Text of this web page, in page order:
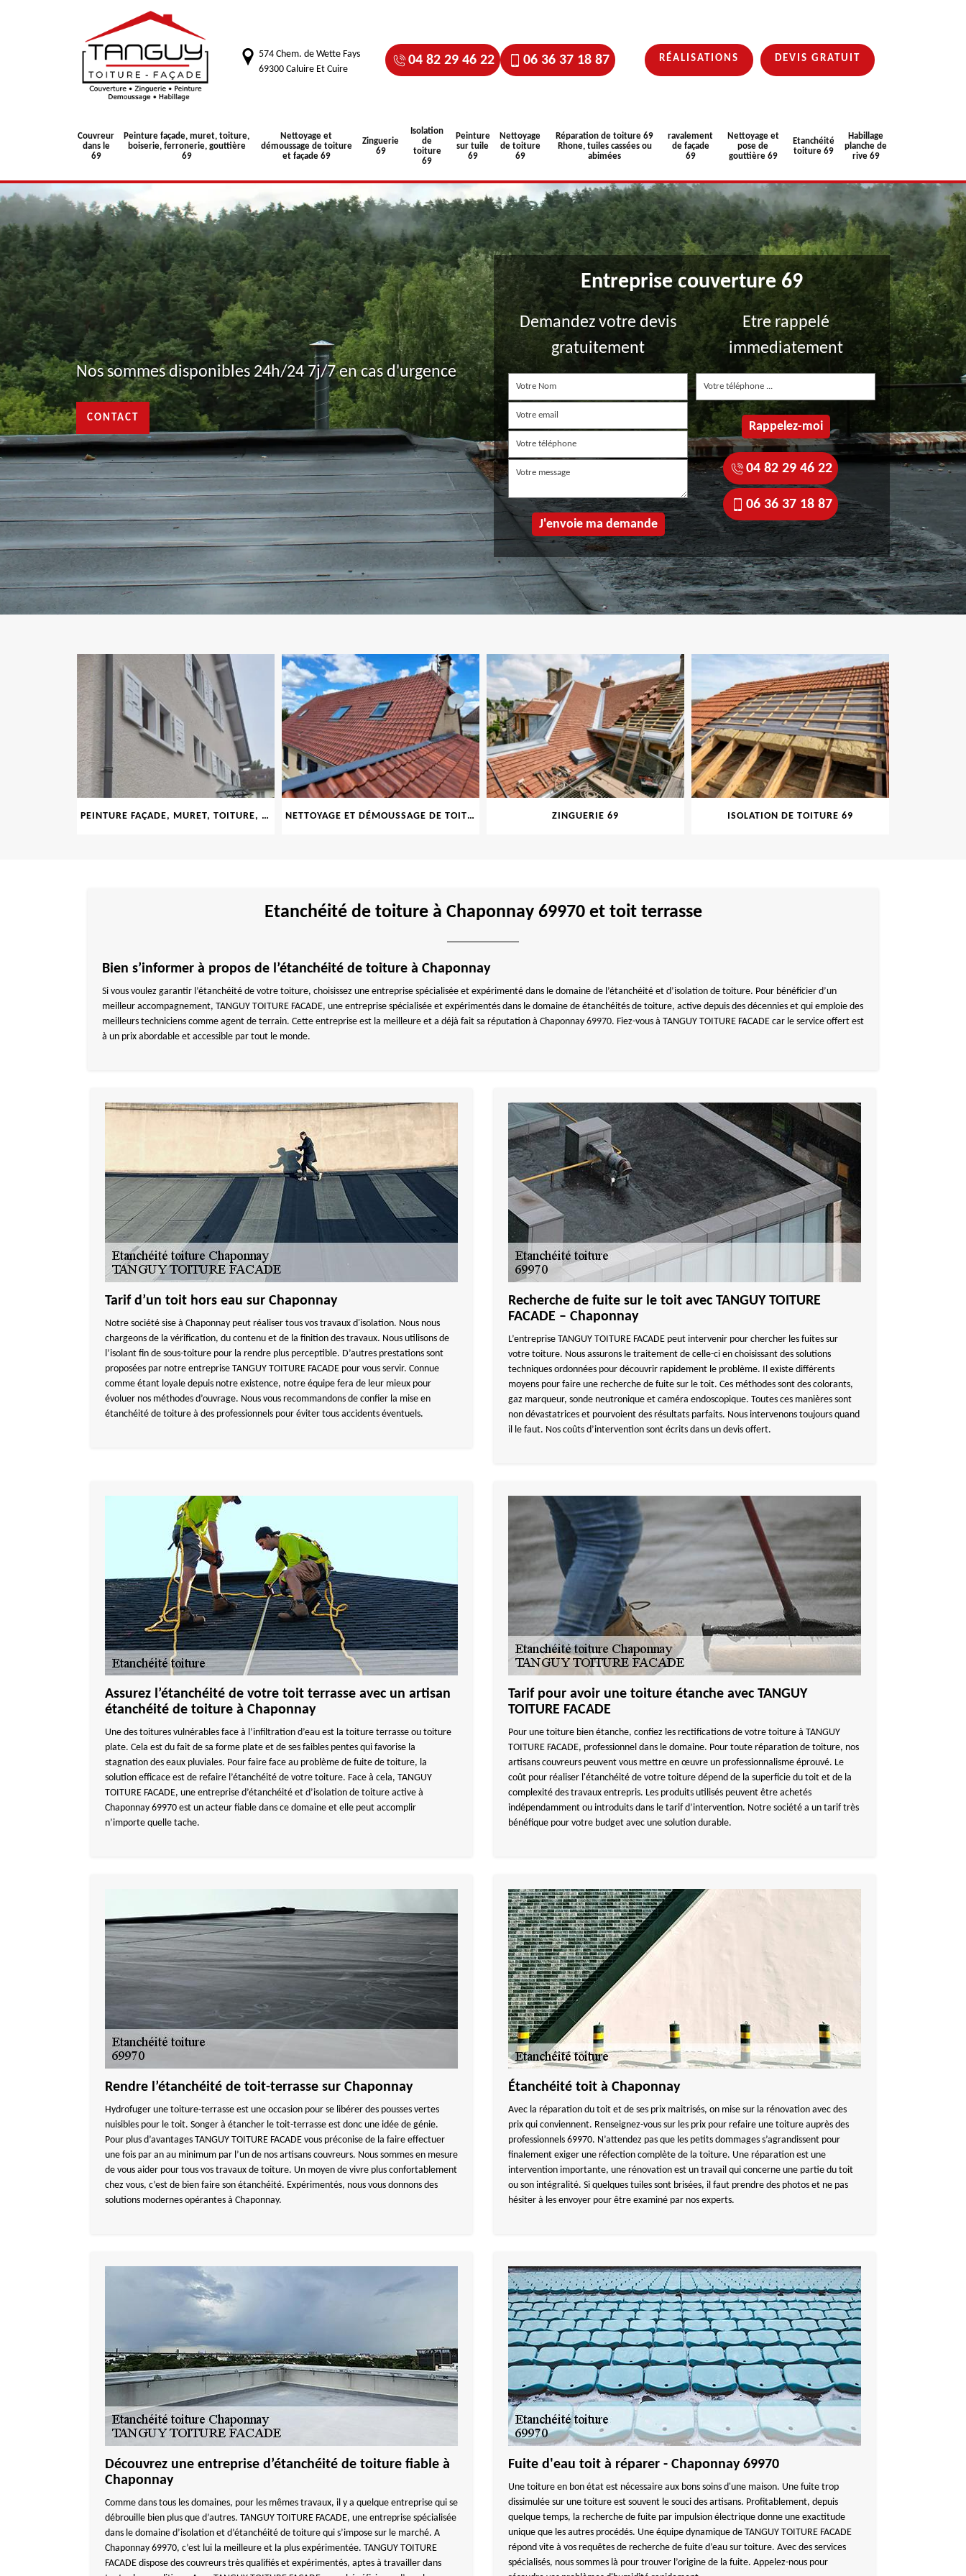
574 Chem. de Wette Fays
69300 Caluire Et Cuire
04 82 29 46 22 06 36 37 18 87 RÉALISATIONS DEVIS GRATUIT
Couvreur
dans le
69
Peinture façade, muret, toiture,
boiserie, ferronerie, gouttière
69
Nettoyage et
démoussage de toiture
et façade 69
Zinguerie
69
Isolation
de
toiture
69
Peinture
sur tuile
69
Nettoyage
de toiture
69
Réparation de toiture 69
Rhone, tuiles cassées ou
abimées
ravalement
de façade
69
Nettoyage et
pose de
gouttière 69
Etanchéité
toiture 69
Habillage
planche de
rive 69
Nos sommes disponibles 24h/24 7j/7 en cas d'urgence
CONTACT
Entreprise couverture 69
Demandez votre devis
gratuitement
Etre rappelé
immediatement
04 82 29 46 22
06 36 37 18 87
PEINTURE FAÇADE, MURET, TOITURE, BOISERIE, FERRONERIE, GOUTTIÈRE 69 NETTOYAGE ET DÉMOUSSAGE DE TOITURE ET FAÇADE 69 ZINGUERIE 69 ISOLATION DE TOITURE 69
Etanchéité de toiture à Chaponnay 69970 et toit terrasse
Bien s’informer à propos de l’étanchéité de toiture à Chaponnay
Si vous voulez garantir l’étanchéité de votre toiture, choisissez une entreprise spécialisée et expérimenté dans le domaine de l’étanchéité et d’isolation de toiture. Pour bénéficier d’un
meilleur accompagnement, TANGUY TOITURE FACADE, une entreprise spécialisée et expérimentés dans le domaine de étanchéités de toiture, active depuis des décennies et qui emploie des
meilleurs techniciens comme agent de terrain. Cette entreprise est la meilleure et a déjà fait sa réputation à Chaponnay 69970. Fiez-vous à TANGUY TOITURE FACADE car le service offert est
à un prix abordable et accessible par tout le monde.
Tarif d’un toit hors eau sur Chaponnay
Notre société sise à Chaponnay peut réaliser tous vos travaux d'isolation. Nous nous
chargeons de la vérification, du contenu et de la finition des travaux. Nous utilisons de
l’isolant fin de sous-toiture pour la rendre plus perceptible. D’autres prestations sont
proposées par notre entreprise TANGUY TOITURE FACADE pour vous servir. Connue
comme étant loyale depuis notre existence, notre équipe fera de leur mieux pour
évoluer nos méthodes d’ouvrage. Nous vous recommandons de confier la mise en
étanchéité de toiture à des professionnels pour éviter tous accidents éventuels.
Recherche de fuite sur le toit avec TANGUY TOITURE
FACADE – Chaponnay
L’entreprise TANGUY TOITURE FACADE peut intervenir pour chercher les fuites sur
votre toiture. Nous assurons le traitement de celle-ci en choisissant des solutions
techniques ordonnées pour découvrir rapidement le problème. Il existe différents
moyens pour faire une recherche de fuite sur le toit. Ces méthodes sont des colorants,
gaz marqueur, sonde neutronique et caméra endoscopique. Toutes ces manières sont
non dévastatrices et pourvoient des résultats parfaits. Nous intervenons toujours quand
il le faut. Nos coûts d’intervention sont écrits dans un devis offert.
Assurez l’étanchéité de votre toit terrasse avec un artisan
étanchéité de toiture à Chaponnay
Une des toitures vulnérables face à l’infiltration d’eau est la toiture terrasse ou toiture
plate. Cela est du fait de sa forme plate et de ses faibles pentes qui favorise la
stagnation des eaux pluviales. Pour faire face au problème de fuite de toiture, la
solution efficace est de refaire l’étanchéité de votre toiture. Face à cela, TANGUY
TOITURE FACADE, une entreprise d’étanchéité et d’isolation de toiture active à
Chaponnay 69970 est un acteur fiable dans ce domaine et elle peut accomplir
n’importe quelle tache.
Tarif pour avoir une toiture étanche avec TANGUY
TOITURE FACADE
Pour une toiture bien étanche, confiez les rectifications de votre toiture à TANGUY
TOITURE FACADE, professionnel dans le domaine. Pour toute réparation de toiture, nos
artisans couvreurs peuvent vous mettre en œuvre un professionnalisme éprouvé. Le
coût pour réaliser l'étanchéité de votre toiture dépend de la superficie du toit et de la
complexité des travaux entrepris. Les produits utilisés peuvent être achetés
indépendamment ou introduits dans le tarif d’intervention. Notre société a un tarif très
bénéfique pour votre budget avec une solution durable.
Rendre l’étanchéité de toit-terrasse sur Chaponnay
Hydrofuger une toiture-terrasse est une occasion pour se libérer des pousses vertes
nuisibles pour le toit. Songer à étancher le toit-terrasse est donc une idée de génie.
Pour plus d’avantages TANGUY TOITURE FACADE vous préconise de la faire effectuer
une fois par an au minimum par l’un de nos artisans couvreurs. Nous sommes en mesure
de vous aider pour tous vos travaux de toiture. Un moyen de vivre plus confortablement
chez vous, c’est de bien faire son étanchéité. Expérimentés, nous vous donnons des
solutions modernes opérantes à Chaponnay.
Étanchéité toit à Chaponnay
Avec la réparation du toit et de ses prix maitrisés, on mise sur la rénovation avec des
prix qui conviennent. Renseignez-vous sur les prix pour refaire une toiture auprès des
professionnels 69970. N’attendez pas que les petits dommages s’agrandissent pour
finalement exiger une réfection complète de la toiture. Une réparation est une
intervention importante, une rénovation est un travail qui concerne une partie du toit
ou son intégralité. Si quelques tuiles sont brisées, il faut prendre des photos et ne pas
hésiter à les envoyer pour être examiné par nos experts.
Découvrez une entreprise d’étanchéité de toiture fiable à
Chaponnay
Comme dans tous les domaines, pour les mêmes travaux, il y a quelque entreprise qui se
débrouille bien plus que d’autres. TANGUY TOITURE FACADE, une entreprise spécialisée
dans le domaine d’isolation et d’étanchéité de toiture qui s’impose sur le marché. A
Chaponnay 69970, c’est lui la meilleure et la plus expérimentée. TANGUY TOITURE
FACADE dispose des couvreurs très qualifiés et expérimentés, aptes à travailler dans
Fuite d'eau toit à réparer - Chaponnay 69970
Une toiture en bon état est nécessaire aux bons soins d'une maison. Une fuite trop
dissimulée sur une toiture est souvent le souci des artisans. Profitablement, depuis
quelque temps, la recherche de fuite par impulsion électrique donne une exactitude
unique que les autres procédés. Une équipe dynamique de TANGUY TOITURE FACADE
répond vite à vos requêtes de recherche de fuite d’eau sur toiture. Avec des services
spécialisés, nous sommes là pour trouver l’origine de la fuite. Appelez-nous pour